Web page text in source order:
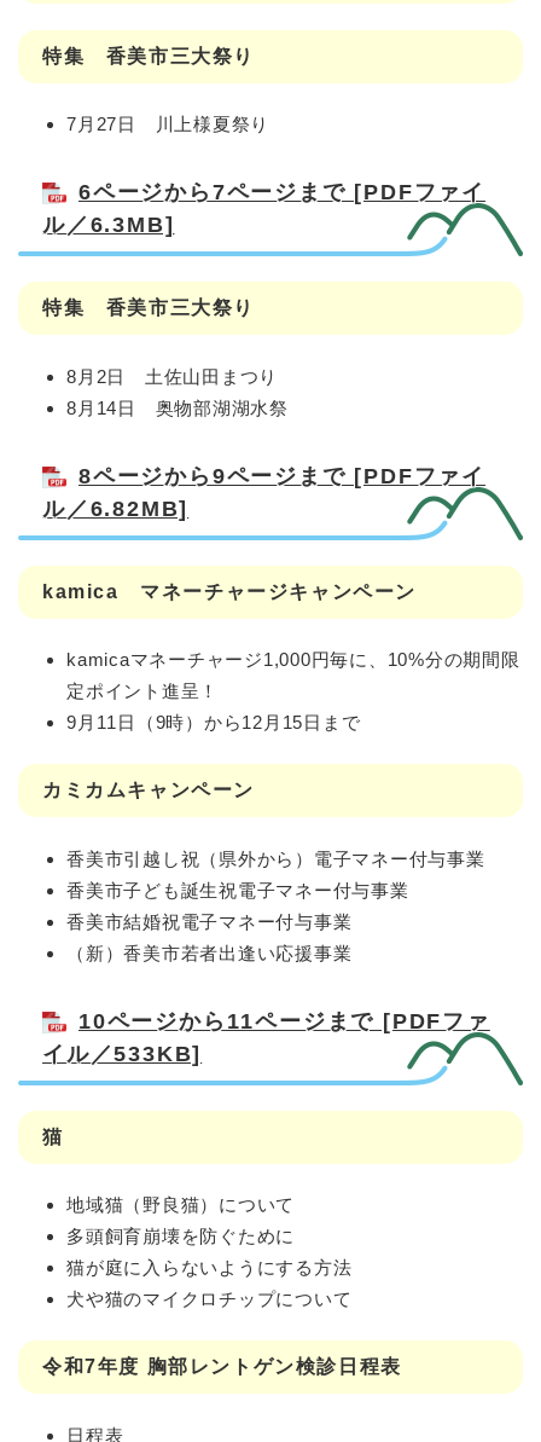
特集 香美市三大祭り
7月27日 川上様夏祭り
6ページから7ページまで [PDFファイ
ル／6.3MB]
特集 香美市三大祭り
8月2日 土佐山田まつり
8月14日 奥物部湖湖水祭
8ページから9ページまで [PDFファイ
ル／6.82MB]
kamica マネーチャージキャンペーン
kamicaマネーチャージ1,000円毎に、10%分の期間限
定ポイント進呈！
9月11日（9時）から12月15日まで
カミカムキャンペーン
香美市引越し祝（県外から）電子マネー付与事業
香美市子ども誕生祝電子マネー付与事業
香美市結婚祝電子マネー付与事業
（新）香美市若者出逢い応援事業
10ページから11ページまで [PDFファ
イル／533KB]
猫
地域猫（野良猫）について
多頭飼育崩壊を防ぐために
猫が庭に入らないようにする方法
犬や猫のマイクロチップについて
令和7年度 胸部レントゲン検診日程表
日程表